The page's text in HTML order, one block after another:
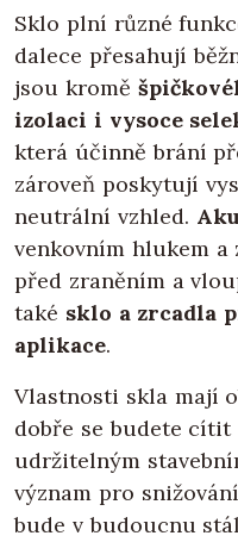
Sklo plní různé
dalece přesahují
jsou kromě
izolaci i vysoce
která účinně brání
zároveň poskytují
neutrální vzhled.
venkovním hlukem
před zraněním a
také sklo a zrcadla
aplikace.
Vlastnosti skla mají
dobře se budete cítit
udržitelným
význam pro
bude v budoucnu